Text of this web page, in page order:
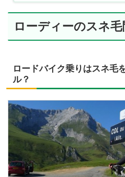
ローディーのスネ毛
ロードバイク乗りはスネ毛
ル？